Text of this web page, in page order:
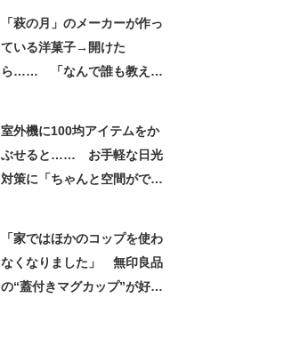
「萩の月」のメーカーが作っ
ている洋菓子→開けた
ら…… 「なんで誰も教えて
室外機に100均アイテムをか
ぶせると…… お手軽な日光
対策に「ちゃんと空間ができ
「家ではほかのコップを使わ
なくなりました」 無印良品
の“蓋付きマグカップ”が好